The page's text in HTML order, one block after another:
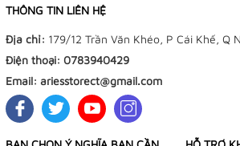
THÔNG TIN LIÊN HỆ
Địa chỉ: 179/12 Trần Văn Khéo, P Cái Khế, Q
Điện thoại: 0783940429
Email: ariesstorect@gmail.com